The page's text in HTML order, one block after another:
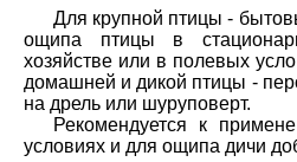
Для крупной птицы -
ощипа птицы в
хозяйстве или в полевых
домашней и дикой птицы -
на дрель или шуруповерт.
Рекомендуется к
условиях и для ощипа дичи